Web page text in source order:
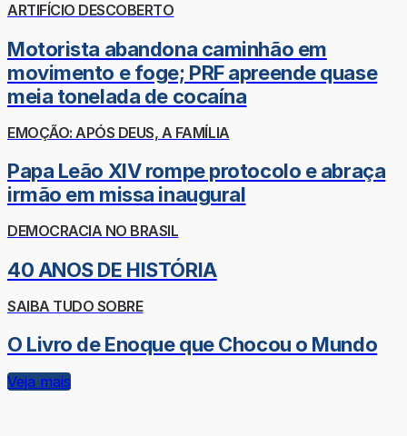
ARTIFÍCIO DESCOBERTO
Motorista abandona caminhão em
movimento e foge; PRF apreende quase
meia tonelada de cocaína
EMOÇÃO: APÓS DEUS, A FAMÍLIA
Papa Leão XIV rompe protocolo e abraça
irmão em missa inaugural
DEMOCRACIA NO BRASIL
40 ANOS DE HISTÓRIA
SAIBA TUDO SOBRE
O Livro de Enoque que Chocou o Mundo
Veja mais